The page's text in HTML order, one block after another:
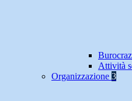
Attività
Organizzazione 3